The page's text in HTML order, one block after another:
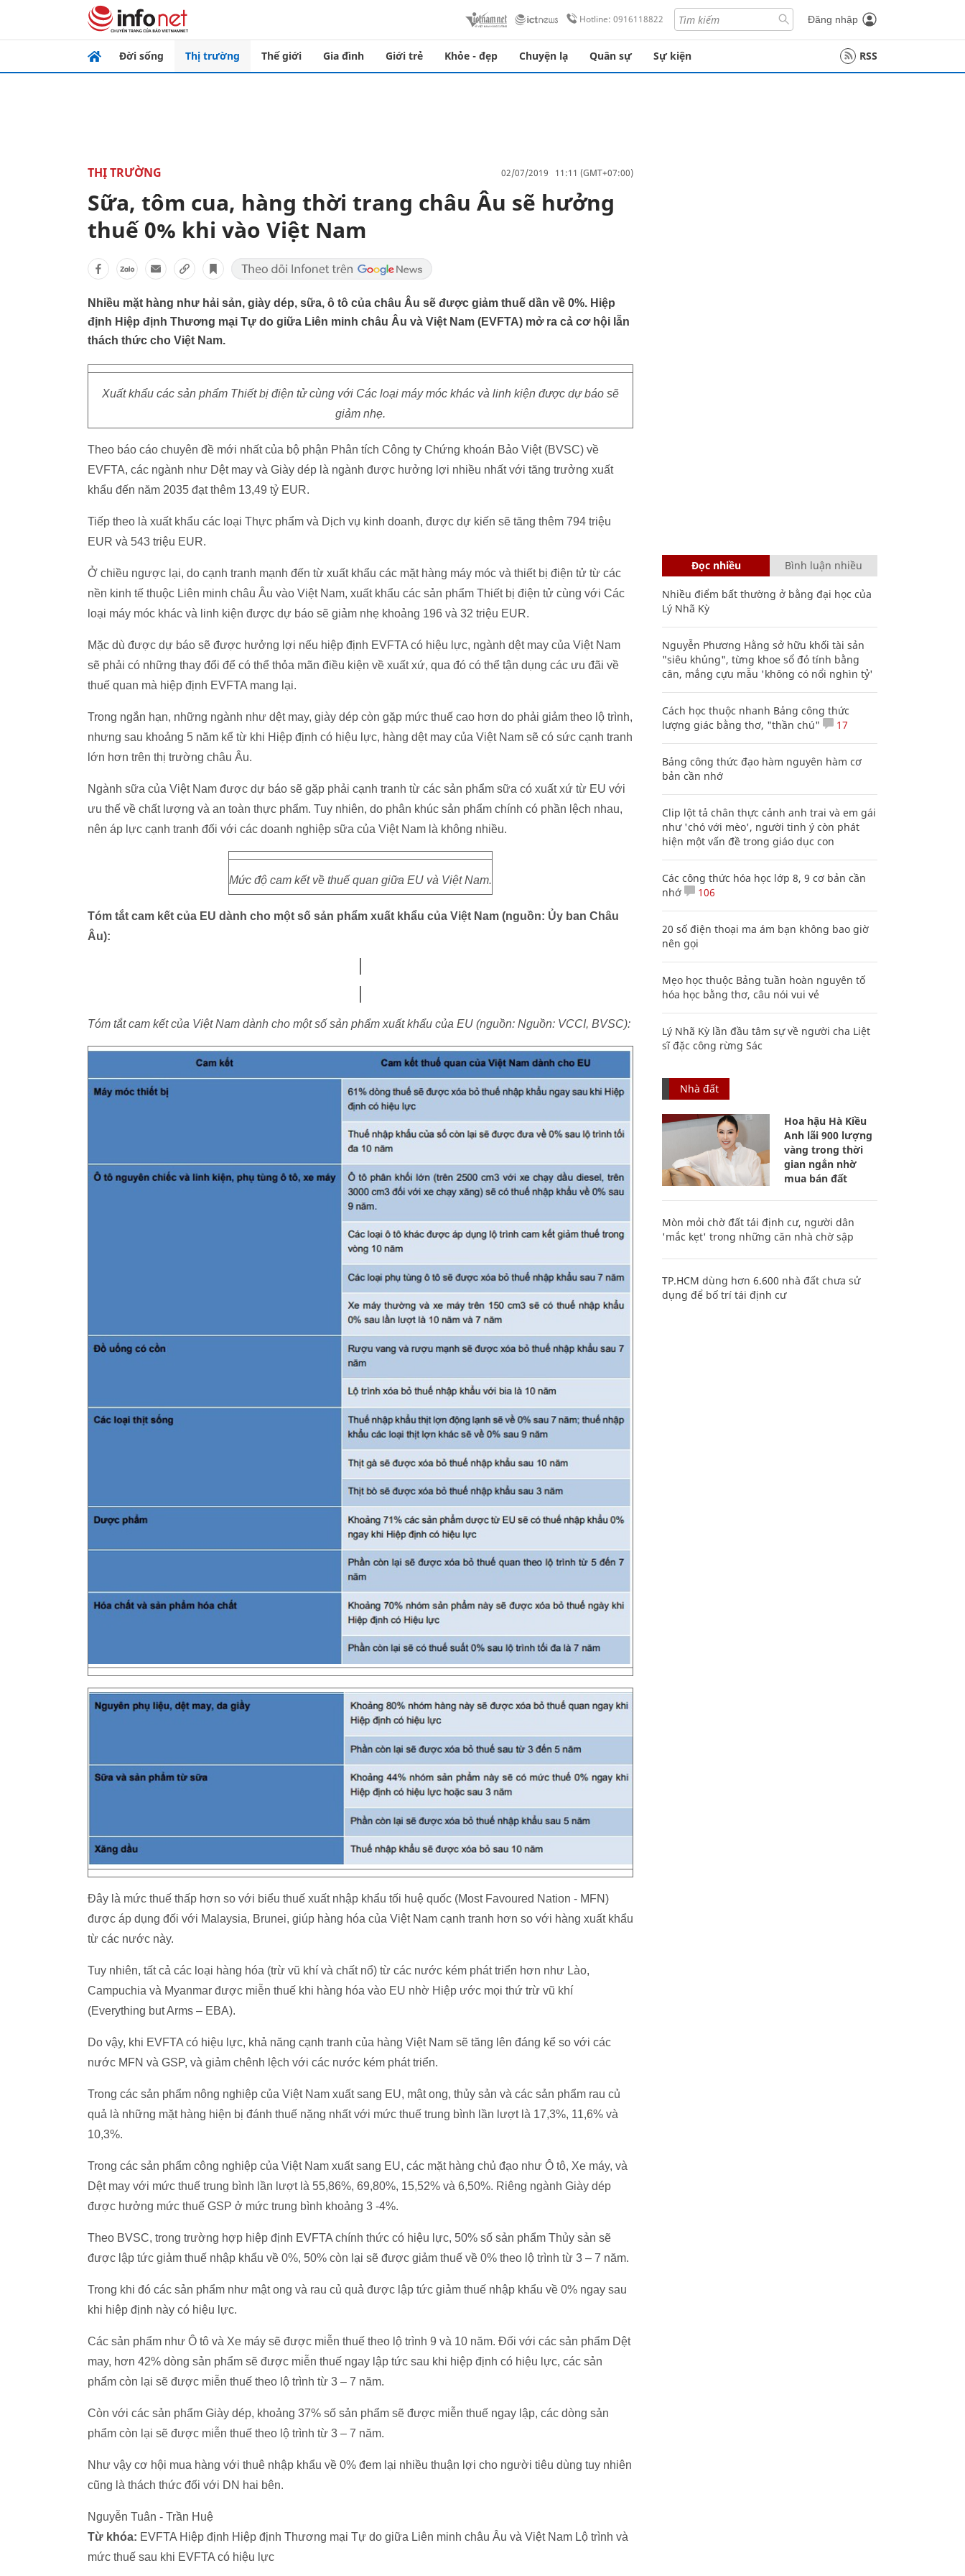
Hotline: 0916118822 Đăng nhập
Đời sống Thị trường Thế giới Gia đình Giới trẻ Khỏe - đẹp Chuyện lạ Quân sự Sự kiện RSS
THỊ TRƯỜNG 02/07/2019 11:11 (GMT+07:00)
Sữa, tôm cua, hàng thời trang châu Âu sẽ hưởng
thuế 0% khi vào Việt Nam
Nhiều mặt hàng như hải sản, giày dép, sữa, ô tô của châu Âu sẽ được giảm thuế dần về 0%. Hiệp
định Hiệp định Thương mại Tự do giữa Liên minh châu Âu và Việt Nam (EVFTA) mở ra cả cơ hội lẫn
thách thức cho Việt Nam.
Xuất khẩu các sản phẩm Thiết bị điện tử cùng với Các loại máy móc khác và linh kiện được dự báo sẽ
giảm nhẹ.
Theo báo cáo chuyên đề mới nhất của bộ phận Phân tích Công ty Chứng khoán Bảo Việt (BVSC) về
EVFTA, các ngành như Dệt may và Giày dép là ngành được hưởng lợi nhiều nhất với tăng trưởng xuất
khẩu đến năm 2035 đạt thêm 13,49 tỷ EUR.
Tiếp theo là xuất khẩu các loại Thực phẩm và Dịch vụ kinh doanh, được dự kiến sẽ tăng thêm 794 triệu
EUR và 543 triệu EUR.
Ở chiều ngược lại, do cạnh tranh mạnh đến từ xuất khẩu các mặt hàng máy móc và thiết bị điện tử từ các
nền kinh tế thuộc Liên minh châu Âu vào Việt Nam, xuất khẩu các sản phẩm Thiết bị điện tử cùng với Các
loại máy móc khác và linh kiện được dự báo sẽ giảm nhẹ khoảng 196 và 32 triệu EUR.
Mặc dù được dự báo sẽ được hưởng lợi nếu hiệp định EVFTA có hiệu lực, ngành dệt may của Việt Nam
sẽ phải có những thay đổi để có thể thỏa mãn điều kiện về xuất xứ, qua đó có thể tận dụng các ưu đãi về
thuế quan mà hiệp định EVFTA mang lại.
Trong ngắn hạn, những ngành như dệt may, giày dép còn gặp mức thuế cao hơn do phải giảm theo lộ trình,
nhưng sau khoảng 5 năm kể từ khi Hiệp định có hiệu lực, hàng dệt may của Việt Nam sẽ có sức cạnh tranh
lớn hơn trên thị trường châu Âu.
Ngành sữa của Việt Nam được dự báo sẽ gặp phải cạnh tranh từ các sản phẩm sữa có xuất xứ từ EU với
ưu thế về chất lượng và an toàn thực phẩm. Tuy nhiên, do phân khúc sản phẩm chính có phần lệch nhau,
nên áp lực cạnh tranh đối với các doanh nghiệp sữa của Việt Nam là không nhiều.
Mức độ cam kết về thuế quan giữa EU và Việt Nam.
Tóm tắt cam kết của EU dành cho một số sản phẩm xuất khẩu của Việt Nam (nguồn: Ủy ban Châu
Âu):
Tóm tắt cam kết của Việt Nam dành cho một số sản phẩm xuất khẩu của EU (nguồn: Nguồn: VCCI, BVSC):
Đây là mức thuế thấp hơn so với biểu thuế xuất nhập khẩu tối huệ quốc (Most Favoured Nation - MFN)
được áp dụng đối với Malaysia, Brunei, giúp hàng hóa của Việt Nam cạnh tranh hơn so với hàng xuất khẩu
từ các nước này.
Tuy nhiên, tất cả các loại hàng hóa (trừ vũ khí và chất nổ) từ các nước kém phát triển hơn như Lào,
Campuchia và Myanmar được miễn thuế khi hàng hóa vào EU nhờ Hiệp ước mọi thứ trừ vũ khí
(Everything but Arms – EBA).
Do vậy, khi EVFTA có hiệu lực, khả năng cạnh tranh của hàng Việt Nam sẽ tăng lên đáng kể so với các
nước MFN và GSP, và giảm chênh lệch với các nước kém phát triển.
Trong các sản phẩm nông nghiệp của Việt Nam xuất sang EU, mật ong, thủy sản và các sản phẩm rau củ
quả là những mặt hàng hiện bị đánh thuế nặng nhất với mức thuế trung bình lần lượt là 17,3%, 11,6% và
10,3%.
Trong các sản phẩm công nghiệp của Việt Nam xuất sang EU, các mặt hàng chủ đạo như Ô tô, Xe máy, và
Dệt may với mức thuế trung bình lần lượt là 55,86%, 69,80%, 15,52% và 6,50%. Riêng ngành Giày dép
được hưởng mức thuế GSP ở mức trung bình khoảng 3 -4%.
Theo BVSC, trong trường hợp hiệp định EVFTA chính thức có hiệu lực, 50% số sản phẩm Thủy sản sẽ
được lập tức giảm thuế nhập khẩu về 0%, 50% còn lại sẽ được giảm thuế về 0% theo lộ trình từ 3 – 7 năm.
Trong khi đó các sản phẩm như mật ong và rau củ quả được lập tức giảm thuế nhập khẩu về 0% ngay sau
khi hiệp định này có hiệu lực.
Các sản phẩm như Ô tô và Xe máy sẽ được miễn thuế theo lộ trình 9 và 10 năm. Đối với các sản phẩm Dệt
may, hơn 42% dòng sản phẩm sẽ được miễn thuế ngay lập tức sau khi hiệp định có hiệu lực, các sản
phẩm còn lại sẽ được miễn thuế theo lộ trình từ 3 – 7 năm.
Còn với các sản phẩm Giày dép, khoảng 37% số sản phẩm sẽ được miễn thuế ngay lập, các dòng sản
phẩm còn lại sẽ được miễn thuế theo lộ trình từ 3 – 7 năm.
Như vậy cơ hội mua hàng với thuê nhập khẩu về 0% đem lại nhiều thuận lợi cho người tiêu dùng tuy nhiên
cũng là thách thức đối với DN hai bên.
Nguyễn Tuân - Trần Huệ
Từ khóa: EVFTA Hiệp định Hiệp định Thương mại Tự do giữa Liên minh châu Âu và Việt Nam Lộ trình và
mức thuế sau khi EVFTA có hiệu lực
Đọc nhiều Bình luận nhiều
Nhiều điểm bất thường ở bằng đại học của
Lý Nhã Kỳ
Nguyễn Phương Hằng sở hữu khối tài sản
"siêu khủng", từng khoe sổ đỏ tính bằng
cân, mắng cựu mẫu 'không có nổi nghìn tỷ'
Cách học thuộc nhanh Bảng công thức
lượng giác bằng thơ, "thần chú"
17
Bảng công thức đạo hàm nguyên hàm cơ
bản cần nhớ
Clip lột tả chân thực cảnh anh trai và em gái
như 'chó với mèo', người tinh ý còn phát
hiện một vấn đề trong giáo dục con
Các công thức hóa học lớp 8, 9 cơ bản cần
nhớ
106
20 số điện thoại ma ám bạn không bao giờ
nên gọi
Mẹo học thuộc Bảng tuần hoàn nguyên tố
hóa học bằng thơ, câu nói vui vẻ
Lý Nhã Kỳ lần đầu tâm sự về người cha Liệt
sĩ đặc công rừng Sác
Nhà đất
Hoa hậu Hà Kiều
Anh lãi 900 lượng
vàng trong thời
gian ngắn nhờ
mua bán đất
Mòn mỏi chờ đất tái định cư, người dân
'mắc kẹt' trong những căn nhà chờ sập
TP.HCM dùng hơn 6.600 nhà đất chưa sử
dụng để bố trí tái định cư